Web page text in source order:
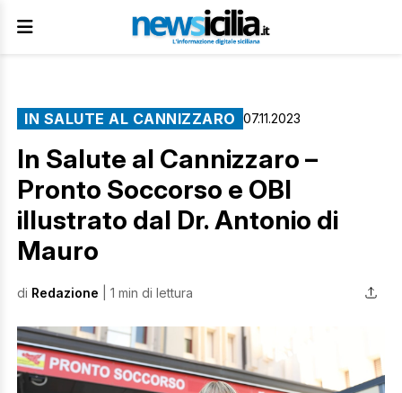
IN SALUTE AL CANNIZZARO 07.11.2023
In Salute al Cannizzaro –
Pronto Soccorso e OBI
illustrato dal Dr. Antonio di
Mauro
di Redazione | 1 min di lettura